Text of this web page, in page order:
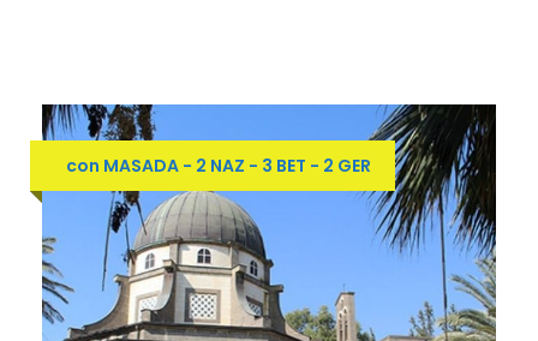
con MASADA - 2 NAZ - 3 BET - 2 GER